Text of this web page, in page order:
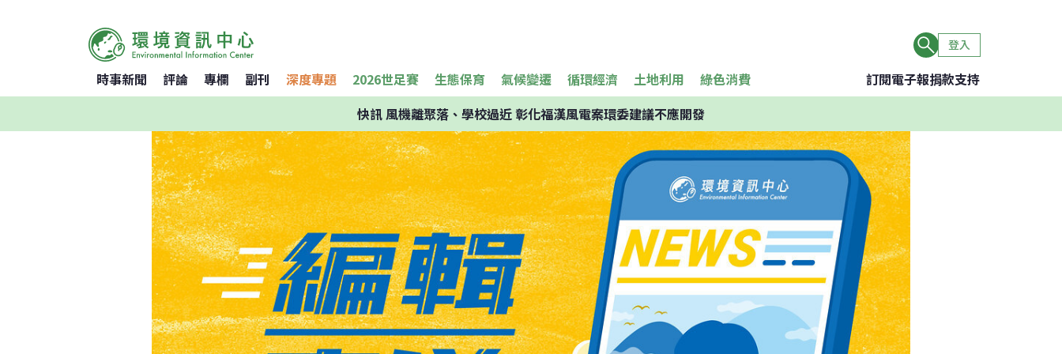
登入
時事新聞 評論 專欄 副刊 深度專題 2026世足賽 生態保育 氣候變遷 循環經濟 土地利用 綠色消費 訂閱電子報捐款支持
快訊風機離聚落、學校過近 彰化福漢風電案環委建議不應開發